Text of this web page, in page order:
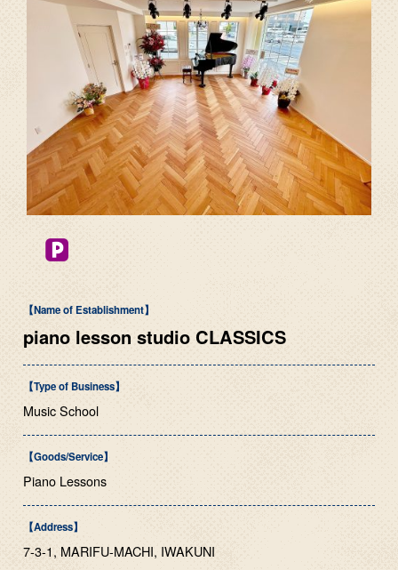
【Name of Establishment】
piano lesson studio CLASSICS
【Type of Business】
Music School
【Goods/Service】
Piano Lessons
【Address】
7-3-1, MARIFU-MACHI, IWAKUNI